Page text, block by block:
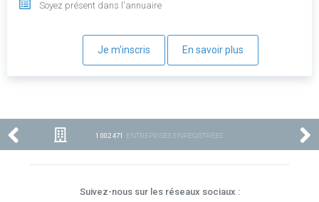
Soyez présent dans l'annuaire
Je m'inscris En savoir plus
1 002 471 ENTREPRISES ENREGISTRÉES
Suivez-nous sur les réseaux sociaux :